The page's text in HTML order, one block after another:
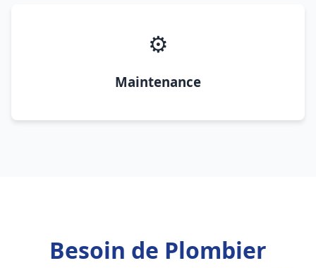
⚙️
Maintenance
Besoin de Plombier